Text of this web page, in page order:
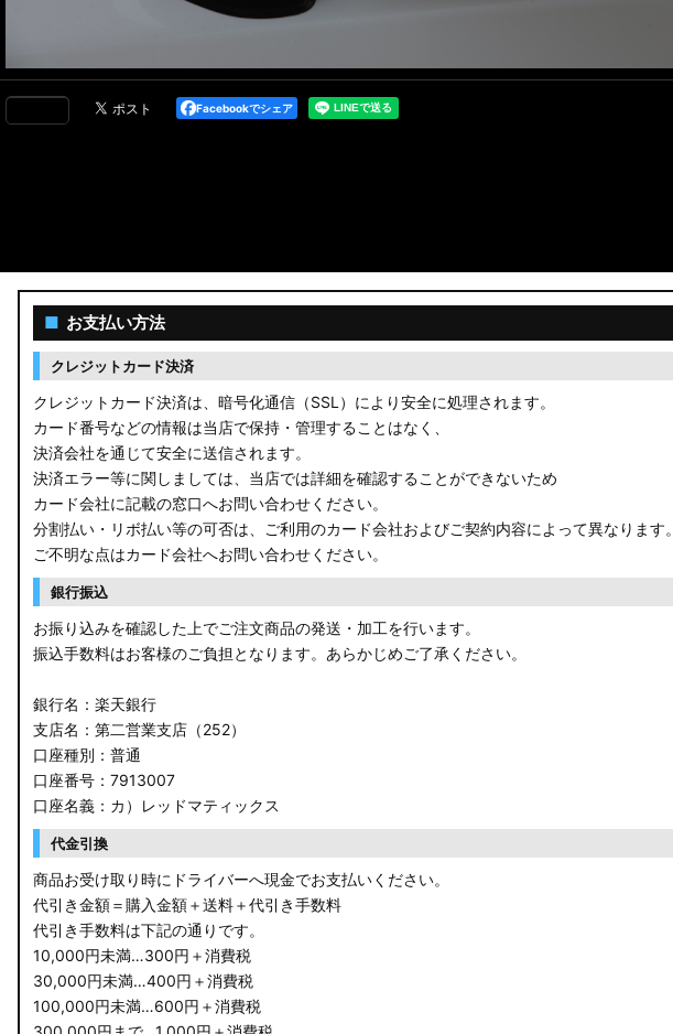
Facebookでシェア
■ お支払い方法
クレジットカード決済
クレジットカード決済は、暗号化通信（SSL）により安全に処理されます。
カード番号などの情報は当店で保持・管理することはなく、
決済会社を通じて安全に送信されます。
決済エラー等に関しましては、当店では詳細を確認することができないため
カード会社に記載の窓口へお問い合わせください。
分割払い・リボ払い等の可否は、ご利用のカード会社およびご契約内容によって異なります。
ご不明な点はカード会社へお問い合わせください。
銀行振込
お振り込みを確認した上でご注文商品の発送・加工を行います。
振込手数料はお客様のご負担となります。あらかじめご了承ください。
銀行名：楽天銀行
支店名：第二営業支店（252）
口座種別：普通
口座番号：7913007
口座名義：カ）レッドマティックス
代金引換
商品お受け取り時にドライバーへ現金でお支払いください。
代引き金額＝購入金額＋送料＋代引き手数料
代引き手数料は下記の通りです。
10,000円未満…300円＋消費税
30,000円未満…400円＋消費税
100,000円未満…600円＋消費税